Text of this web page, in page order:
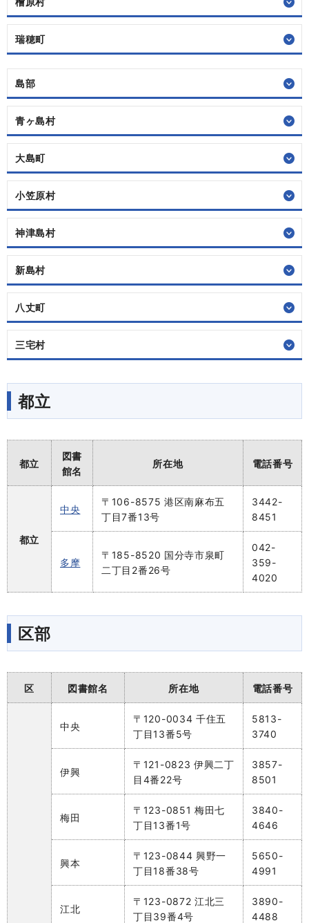
瑞穂町
島部
青ヶ島村
大島町
小笠原村
神津島村
新島村
八丈町
三宅村
都立
都立
図書
館名
所在地 電話番号
都立
中央
〒106-8575 港区南麻布五
丁目7番13号
3442-
8451
多摩
〒185-8520 国分寺市泉町
二丁目2番26号
042-
359-
4020
区部
区 図書館名 所在地 電話番号
中央
〒120-0034 千住五
丁目13番5号
5813-
3740
伊興
〒121-0823 伊興二丁
目4番22号
3857-
8501
梅田
〒123-0851 梅田七
丁目13番1号
3840-
4646
興本
〒123-0844 興野一
丁目18番38号
5650-
4991
江北
〒123-0872 江北三
丁目39番4号
3890-
4488